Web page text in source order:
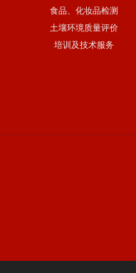
食品、化妆品检测
土壤环境质量评价
培训及技术服务